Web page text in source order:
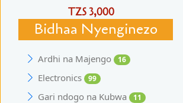
TZS 3,000
Bidhaa Nyenginezo
Ardhi na Majengo 16
Electronics 99
Gari ndogo na Kubwa 11